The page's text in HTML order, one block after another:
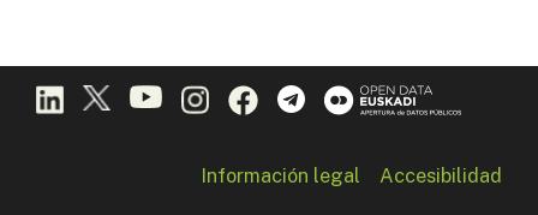
Información legal Accesibilidad